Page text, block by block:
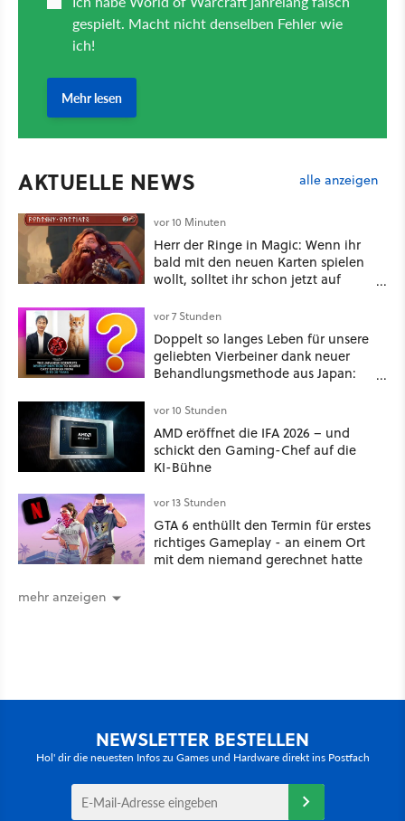
AKTUELLE NEWS alle anzeigen
vor 10 Minuten
Herr der Ringe in Magic: Wenn ihr
bald mit den neuen Karten spielen
wollt, solltet ihr schon jetzt auf
vor 7 Stunden
Doppelt so langes Leben für unsere
geliebten Vierbeiner dank neuer
Behandlungsmethode aus Japan:
Kommentare zeigt, dass es nicht so
einfach ist
vor 10 Stunden
AMD eröffnet die IFA 2026 – und
schickt den Gaming-Chef auf die
KI-Bühne
vor 13 Stunden
GTA 6 enthüllt den Termin für erstes
richtiges Gameplay - an einem Ort
mit dem niemand gerechnet hatte
mehr anzeigen
NEWSLETTER BESTELLEN
Hol' dir die neuesten Infos zu Games und Hardware direkt ins Postfach